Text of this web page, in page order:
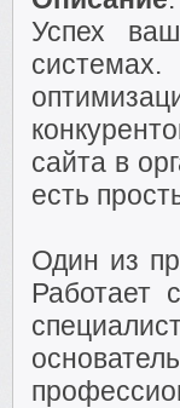
Успех
сайта в
есть
Один из
Работает